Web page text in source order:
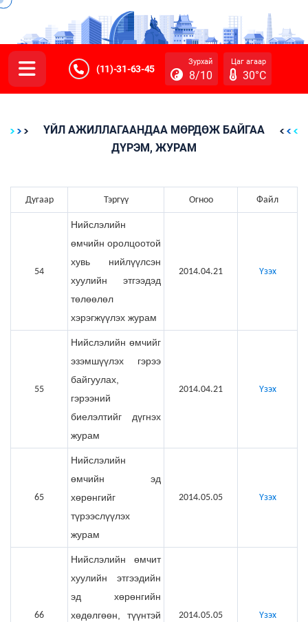
(11)-31-63-45
Зурхай
8/10
Цаг агаар
30°C
ҮЙЛ АЖИЛЛАГААНДАА МӨРДӨЖ БАЙГАА
ДҮРЭМ, ЖУРАМ
Дугаар Тэргүү Огноо Файл
54
Нийслэлийн
өмчийн оролцоотой
хувь нийлүүлсэн
хуулийн этгээдэд
төлөөлөл
хэрэгжүүлэх журам
2014.04.21 Үзэх
55
Нийслэлийн өмчийг
эзэмшүүлэх гэрээ
байгуулах,
гэрээний
биелэлтийг дүгнэх
журам
2014.04.21 Үзэх
65
Нийслэлийн
өмчийн эд
хөрөнгийг
түрээслүүлэх
журам
2014.05.05 Үзэх
66
Нийслэлийн өмчит
хуулийн этгээдийн
эд хөрөнгийн
хөдөлгөөн, түүнтэй
2014.05.05 Үзэх